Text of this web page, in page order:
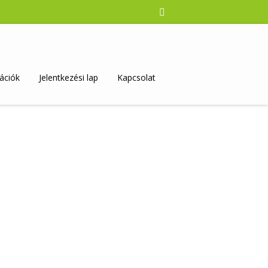
Jelentkezési lap Kapcsolat